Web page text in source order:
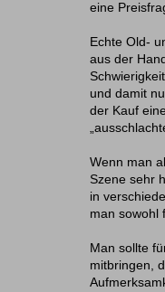
eine
Echte Old-
aus der
und damit
der Kauf
Wenn man
Szene sehr
in
man sowohl
Man sollte
mitbringen,